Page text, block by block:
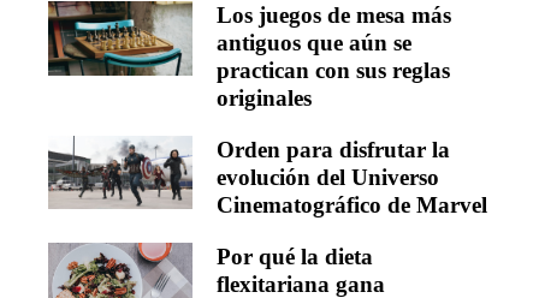
Los juegos de mesa más
antiguos que aún se
practican con sus reglas
originales
Orden para disfrutar la
evolución del Universo
Cinematográfico de Marvel
Por qué la dieta
flexitariana gana